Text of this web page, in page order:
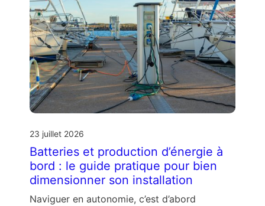
23 juillet 2026
Batteries et production d’énergie à
bord : le guide pratique pour bien
dimensionner son installation
Naviguer en autonomie, c’est d’abord